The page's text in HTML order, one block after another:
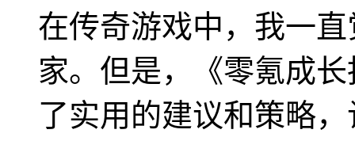
在传奇游戏中，我一
家。但是，《零氪成
了实用的建议和策略